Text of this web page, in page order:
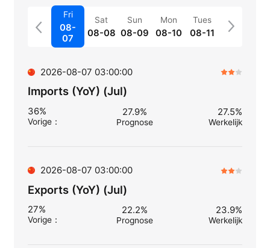
Fri
08-
07
Sat
08-08
Sun
08-09
Mon
08-10
Tues
08-11
2026-08-07 03:00:00
Imports (YoY) (Jul)
36%
Vorige：
27.9%
Prognose
27.5%
Werkelijk
2026-08-07 03:00:00
Exports (YoY) (Jul)
27%
Vorige：
22.2%
Prognose
23.9%
Werkelijk